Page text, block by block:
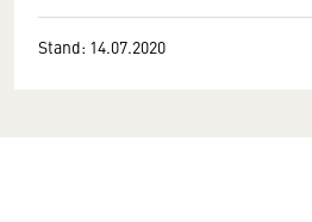
Stand: 14.07.2020